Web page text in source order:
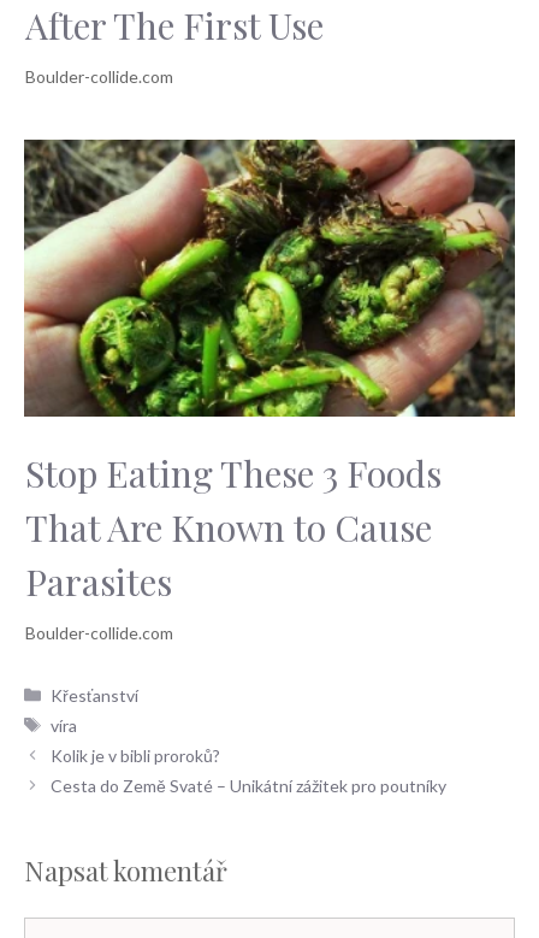
After The First Use
Stop Eating These 3 Foods
That Are Known to Cause
Parasites
Rubriky
Křesťanství
Štítky
víra
Kolik je v bibli proroků?
Cesta do Země Svaté – Unikátní zážitek pro poutníky
Napsat komentář